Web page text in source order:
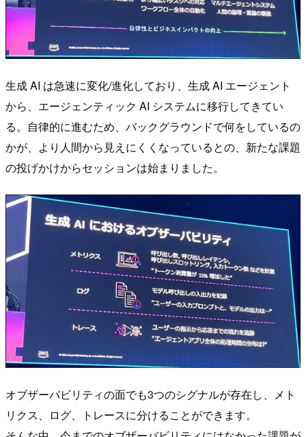
生成 AI は急速に変化/進化しており、生成 AI エージェント
から、エージェンティック AI システムに移行してきてい
る。自律的に進むため、バックグラウンドで何をしているの
かが、より人間から見えにくくなっているとの、新たな課題
の投げかけからセッションは始まりました。
オブザーバビリティの面でも3つのシグナルが存在し、メト
リクス、ログ、トレースに分けることができます。